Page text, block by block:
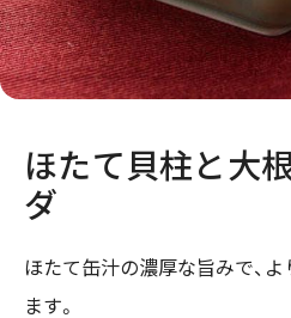
ほたて貝柱と大
ダ
ほたて缶汁の濃厚な旨みで、
ます。